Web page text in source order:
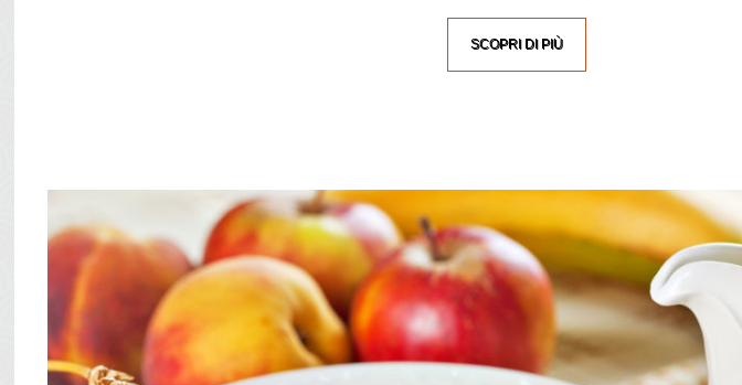
SCOPRI DI PIÙ